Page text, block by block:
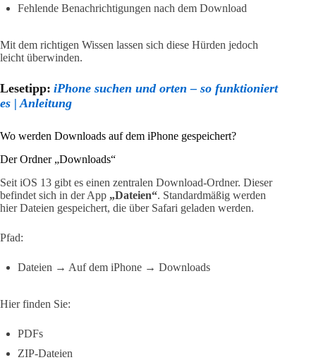
Fehlende Benachrichtigungen nach dem Download
Mit dem richtigen Wissen lassen sich diese Hürden jedoch
leicht überwinden.
Lesetipp: iPhone suchen und orten – so funktioniert
es | Anleitung
Wo werden Downloads auf dem iPhone gespeichert?
Der Ordner „Downloads“
Seit iOS 13 gibt es einen zentralen Download-Ordner. Dieser
befindet sich in der App „Dateien“. Standardmäßig werden
hier Dateien gespeichert, die über Safari geladen werden.
Pfad:
Dateien → Auf dem iPhone → Downloads
Hier finden Sie:
PDFs
ZIP-Dateien